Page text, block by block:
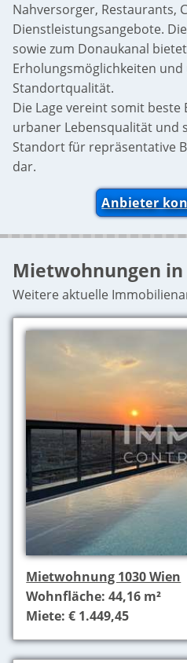
Nahversorger, Restaurants,
Dienstleistungsangebote.
sowie zum Donaukanal
Erholungsmöglichkeiten
Standortqualität.
Die Lage vereint somit
urbaner Lebensqualität und
Standort für repräsentative
dar.
Anbieter
Mietwohnungen
Weitere aktuelle
Mietwohnung 1030 Wien
Wohnfläche: 44,16 m²
Miete: € 1.449,45